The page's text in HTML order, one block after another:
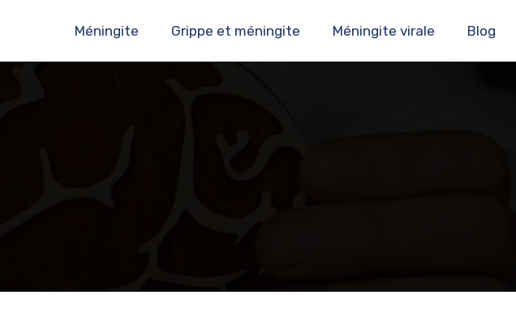
Méningite Grippe et méningite Méningite virale Blog